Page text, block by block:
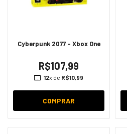
Cyberpunk 2077 - Xbox One
R$107,99
12x de R$10,99
COMPRAR